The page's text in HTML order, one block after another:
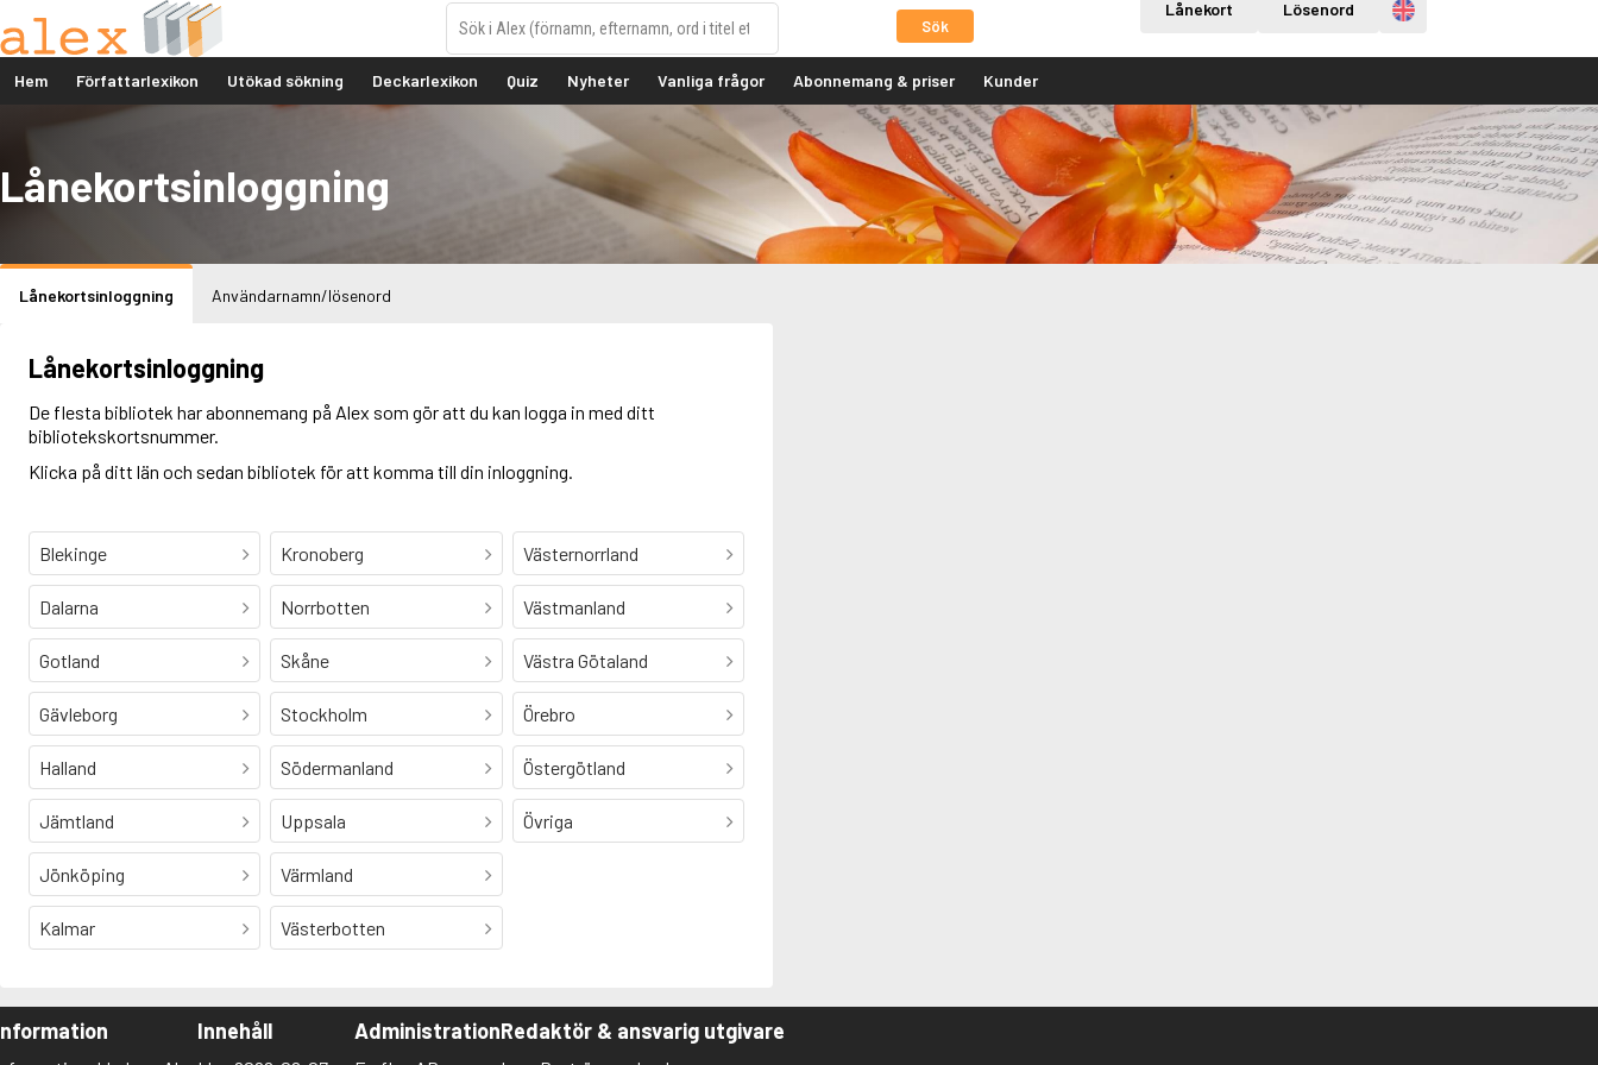
Sök
Lånekort Lösenord Engelska
Hem Författarlexikon Utökad sökning Deckarlexikon Quiz Nyheter Vanliga frågor Abonnemang & priser Kunder
Lånekortsinloggning
Lånekortsinloggning Användarnamn/lösenord
Lånekortsinloggning
De flesta bibliotek har abonnemang på Alex som gör att du kan logga in med ditt
bibliotekskortsnummer.
Klicka på ditt län och sedan bibliotek för att komma till din inloggning.
Blekinge
Dalarna
Gotland
Gävleborg
Halland
Jämtland
Jönköping
Kalmar
Kronoberg
Norrbotten
Skåne
Stockholm
Södermanland
Uppsala
Värmland
Västerbotten
Västernorrland
Västmanland
Västra Götaland
Örebro
Östergötland
Övriga
Innehåll AdministrationRedaktör & ansvarig utgivare